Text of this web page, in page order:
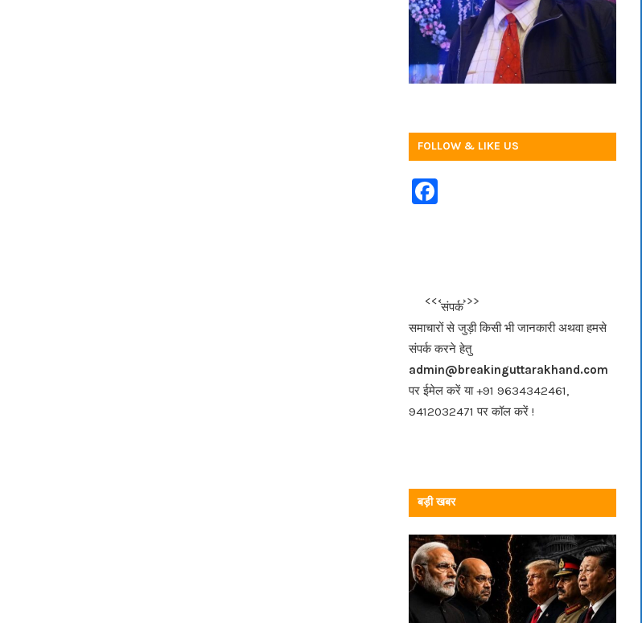
FOLLOW & LIKE US
F
b
o
o
k
संपर्क
समाचारों से जुड़ी किसी भी जानकारी अथवा हमसे
संपर्क करने हेतु
admin@breakinguttarakhand.com
पर ईमेल करें या +91 9634342461,
9412032471 पर कॉल करें !
बड़ी खबर